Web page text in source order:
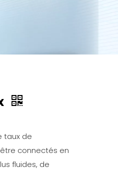
taux de
connectés en
fluides, de